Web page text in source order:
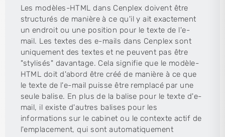
Les modèles-HTML dans Cenplex doivent être
structurés de manière à ce qu'il y ait exactement
un endroit ou une position pour le texte de l'e-
mail. Les textes des e-mails dans Cenplex sont
uniquement des textes et ne peuvent pas être
"stylisés" davantage. Cela signifie que le modèle-
HTML doit d'abord être créé de manière à ce que
le texte de l'e-mail puisse être remplacé par une
seule balise. En plus de la balise pour le texte d'e-
mail, il existe d'autres balises pour les
informations sur le cabinet ou le contexte actif de
l'emplacement, qui sont automatiquement